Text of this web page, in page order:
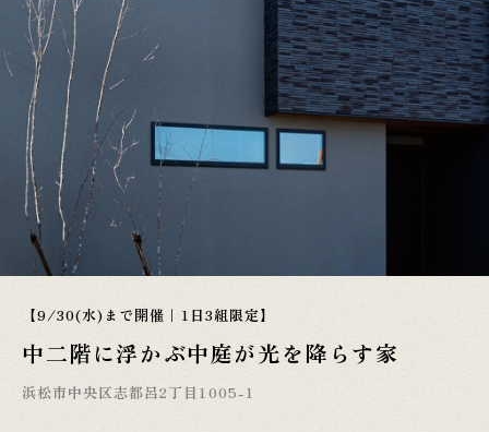
【9/30(水)まで開催｜1日3組限定】
中二階に浮かぶ中庭が光を降らす家
浜松市中央区志都呂2丁目1005-1